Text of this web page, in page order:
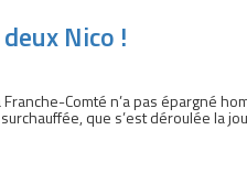
Nico !
Comté n’a pas épargné
que s’est déroulée la